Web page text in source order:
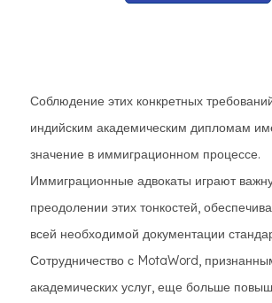
Соблюдение этих конкретных
индийским академическим дипломам
значение в иммиграционном процессе.
Иммиграционные адвокаты играют
преодолении этих тонкостей,
всей необходимой документации
Сотрудничество с MotaWord,
академических услуг, еще больше